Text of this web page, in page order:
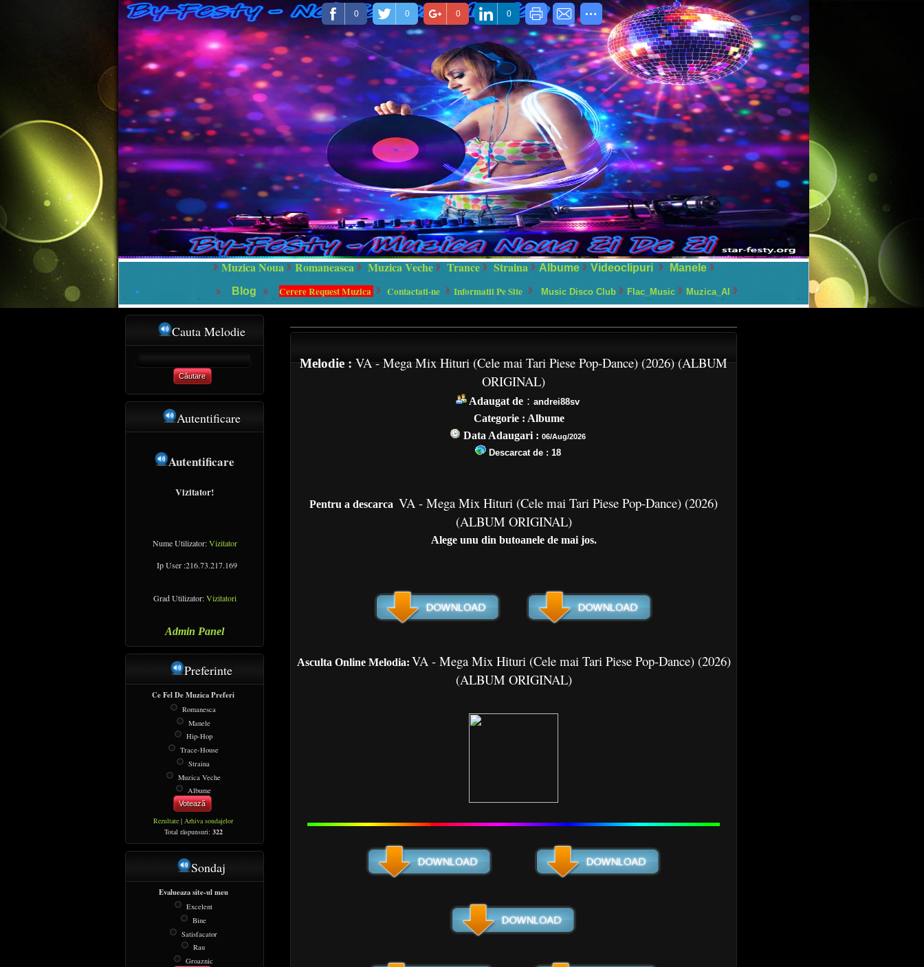
Muzica Noua Romaneasca Muzica Veche Trance Straina Albume Videoclipuri
Manele
Blog
Cerere Request Muzica Contactati-ne Informatii Pe Site Music Disco Club Flac_Music Muzica_AI
Cauta Melodie
Căutare
Autentificare
Autentificare
Vizitator!
Nume Utilizator:Vizitator
Ip User :216.73.217.169
Grad Utilizator:Vizitatori
Admin Panel
Preferinte
Ce Fel De Muzica Preferi
Romanesca
Manele
Hip-Hop
Trace-House
Straina
Muzica Veche
Albume
Votează
Rezultate |Arhiva sondajelor
Total răspunsuri: 322
Sondaj
Evalueaza site-ul meu
Excelent
Bine
Satisfacator
Rau
Groaznic
Melodie :VA - Mega Mix Hituri (Cele mai Tari Piese Pop-Dance) (2026) (ALBUM
ORIGINAL)
Adaugat de : andrei88sv
Categorie : Albume
Data Adaugari : 06/Aug/2026
Descarcat de : 18
Pentru a descarca VA - Mega Mix Hituri (Cele mai Tari Piese Pop-Dance) (2026)
(ALBUM ORIGINAL)
Alege unu din butoanele de mai jos.
Asculta Online Melodia: VA - Mega Mix Hituri (Cele mai Tari Piese Pop-Dance) (2026)
(ALBUM ORIGINAL)
0 0 0 0